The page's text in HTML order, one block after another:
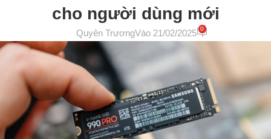
cho người dùng mới
Quyên TrươngVào 21/02/2025 0